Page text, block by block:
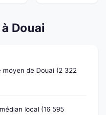
Douai
moyen de Douai (2 322
local (16 595